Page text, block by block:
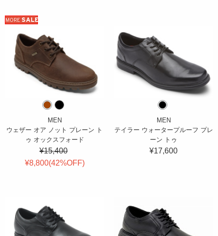
MORE SALE
MEN
ウェザー オア ノット プレーン ト
ゥ オックスフォード
¥15,400
¥8,800(42%OFF)
MEN
テイラー ウォータープルーフ プレ
ーン トゥ
¥17,600